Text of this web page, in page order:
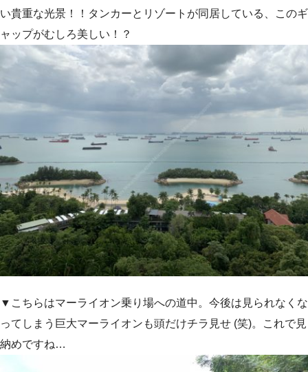
い貴重な光景！！タンカーとリゾートが同居している、このギ
ャップがむしろ美しい！？
▼こちらはマーライオン乗り場への道中。今後は見られなくな
ってしまう巨大マーライオンも頭だけチラ見せ (笑)。これで見
納めですね…